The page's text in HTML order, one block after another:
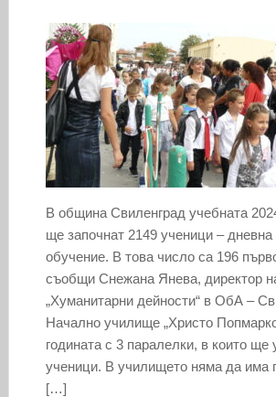
В община Свиленград учебната
ще започнат 2149 ученици –
обучение. В това число са 196
съобщи Снежана Янева, директор
„Хуманитарни дейности“ в ОбА –
Начално училище „Христо
годината с 3 паралелки, в които ще
ученици. В училището няма да има
[…]